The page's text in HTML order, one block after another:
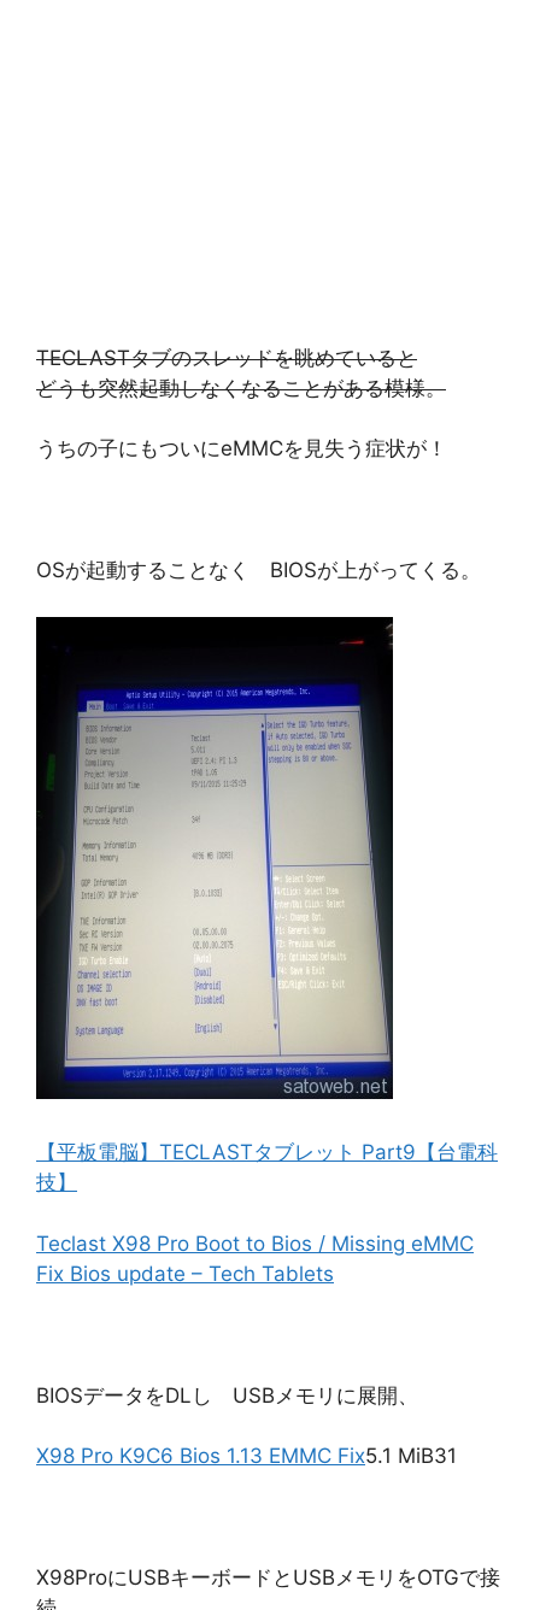
TECLASTタブのスレッドを眺めていると
どうも突然起動しなくなることがある模様。
うちの子にもついにeMMCを見失う症状が！
OSが起動することなく BIOSが上がってくる。
【平板電脳】TECLASTタブレット Part9【台電科
技】
Teclast X98 Pro Boot to Bios / Missing eMMC
Fix Bios update – Tech Tablets
BIOSデータをDLし USBメモリに展開、
X98 Pro K9C6 Bios 1.13 EMMC Fix5.1 MiB31
X98ProにUSBキーボードとUSBメモリをOTGで接